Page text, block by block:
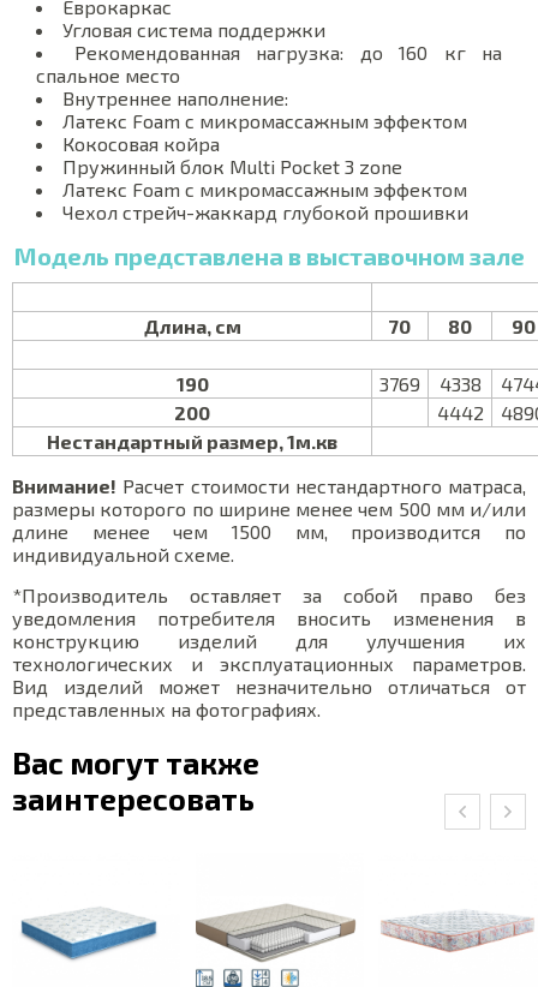
Еврокаркас
Угловая система поддержки
Рекомендованная нагрузка: до 160 кг на
спальное место
Внутреннее наполнение:
Латекс Foam с микромассажным эффектом
Кокосовая койра
Пружинный блок Multi Pocket 3 zone
Латекс Foam с микромассажным эффектом
Чехол стрейч-жаккард глубокой прошивки
Модель представлена в выставочном зале
Длина, см 70 80
90
190
3769 4338
200
4442
Нестандартный размер, 1м.кв
Внимание! Расчет стоимости нестандартного матраса,
размеры которого по ширине менее чем 500 мм и/или
длине менее чем 1500 мм, производится по
индивидуальной схеме.
*Производитель оставляет за собой право без
уведомления потребителя вносить изменения в
конструкцию изделий для улучшения их
технологических и эксплуатационных параметров.
Вид изделий может незначительно отличаться от
представленных на фотографиях.
Вас могут также
заинтересовать